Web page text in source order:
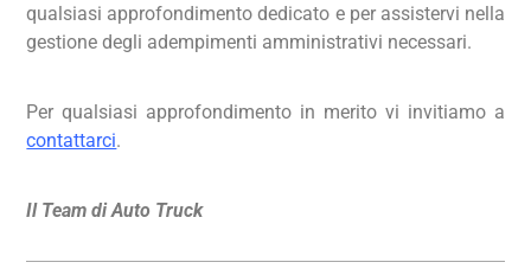
qualsiasi approfondimento dedicato e per assistervi nella
gestione degli adempimenti amministrativi necessari.
Per qualsiasi approfondimento in merito vi invitiamo a
contattarci.
Il Team di Auto Truck